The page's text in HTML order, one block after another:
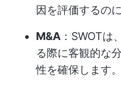
因を評価するの
M&A ：SWOTは
る際に客観的な
性を確保します。